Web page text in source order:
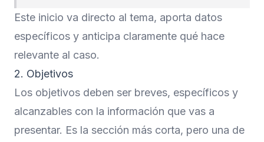
Este inicio va directo al tema, aporta datos
específicos y anticipa claramente qué hace
relevante al caso.
2. Objetivos
Los objetivos deben ser breves, específicos y
alcanzables con la información que vas a
presentar. Es la sección más corta, pero una de